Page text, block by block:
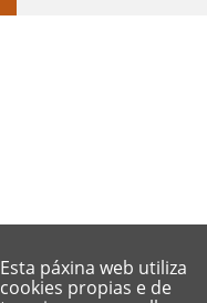
Esta páxina web utiliza
cookies propias e de